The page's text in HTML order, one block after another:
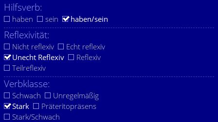
Hilfsverb:
haben sein haben/sein
Reflexivität:
Nicht reflexiv
Echt reflexiv
Unecht Reflexiv
Reflexiv
Teilreflexiv
Verbklasse:
Schwach
Unregelmäßig
Stark
Präteritopräsens
Stark/Schwach